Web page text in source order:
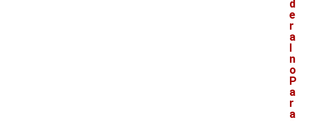
d
e
r
a
l
n
o
P
a
r
a